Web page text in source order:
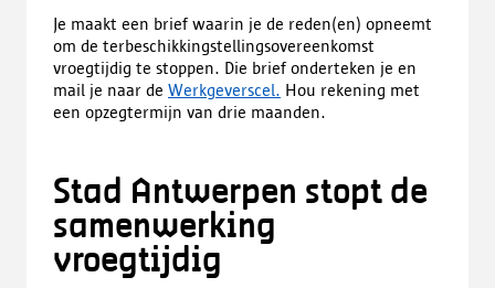
Je maakt een brief waarin je de reden(en) opneemt
om de terbeschikkingstellingsovereenkomst
vroegtijdig te stoppen. Die brief onderteken je en
mail je naar de Werkgeverscel. Hou rekening met
een opzegtermijn van drie maanden.
Stad Antwerpen stopt de
samenwerking
vroegtijdig